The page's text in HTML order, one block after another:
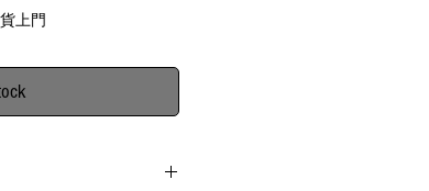
上門